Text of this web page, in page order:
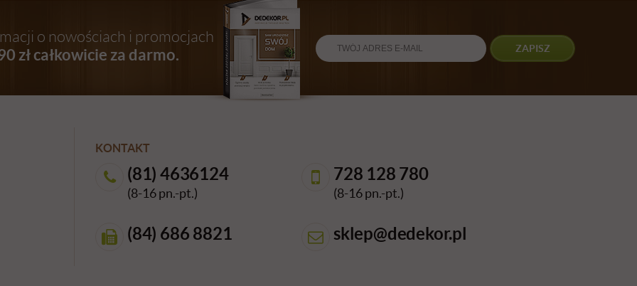
o nowościach i promocjach
zł całkowicie za darmo. ZAPISZ
KONTAKT
(81) 4636124
(8-16 pn.-pt.)
728 128 780
(8-16 pn.-pt.)
(84) 686 8821 sklep@dedekor.pl